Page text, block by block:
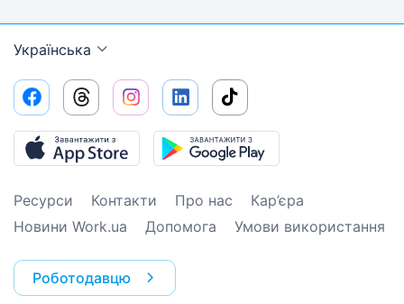
Українська
Ресурси Контакти Про нас
Кар’єра
Новини Work.ua
Допомога Умови використання
Роботодавцю